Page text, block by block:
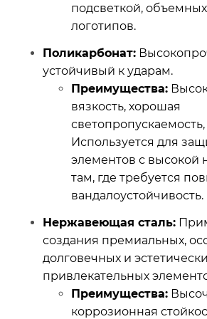
подсветкой,
логотипов.
Поликарбонат:
устойчивый к ударам.
Преимущества:
вязкость, хорошая
Используется для
элементов с высокой
там, где требуется
вандалоустойчивость.
Нержавеющая сталь:
создания премиальных,
долговечных и эстетически
привлекательных
Преимущества:
коррозионная